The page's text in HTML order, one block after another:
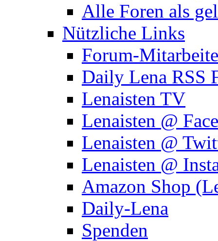
Alle Foren als
Nützliche Links
Forum-
Daily Lena RSS
Lenaisten TV
Lenaisten @
Lenaisten @
Lenaisten @
Amazon Shop
Daily-Lena
Spenden